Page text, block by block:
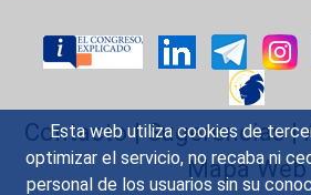
Esta web utiliza cookies de
optimizar el servicio, no recaba ni
personal de los usuarios sin su
Contacto|Sugerencias|
Mapa Web